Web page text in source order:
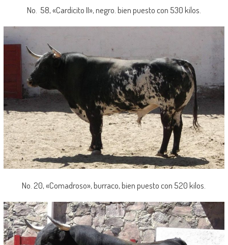
No. 58, «Cardicito II», negro. bien puesto con 530 kilos.
No. 20, «Comadroso», burraco, bien puesto con 520 kilos.